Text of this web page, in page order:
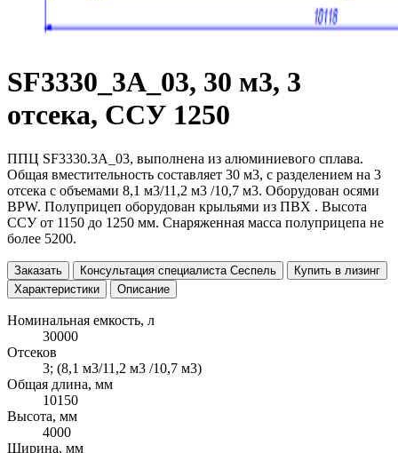
SF3330_3A_03, 30 м3, 3
отсека, ССУ 1250
ППЦ SF3330.3A_03, выполнена из алюминиевого сплава.
Общая вместительность составляет 30 м3, с разделением на 3
отсека с объемами 8,1 м3/11,2 м3 /10,7 м3. Оборудован осями
BPW. Полуприцеп оборудован крыльями из ПВХ . Высота
ССУ от 1150 до 1250 мм. Снаряженная масса полуприцепа не
более 5200.
Заказать Консультация специалиста Сеспель
Купить в лизинг
Характеристики
Описание
Номинальная емкость, л
30000
Отсеков
3; (8,1 м3/11,2 м3 /10,7 м3)
Общая длина, мм
10150
Высота, мм
4000
Ширина, мм